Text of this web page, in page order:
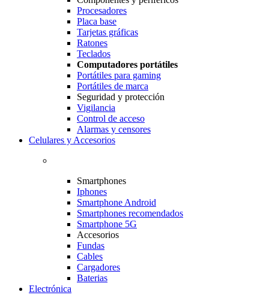
Procesadores
Placa base
Tarjetas gráficas
Ratones
Teclados
Computadores portátiles
Portátiles para gaming
Portátiles de marca
Seguridad y protección
Vigilancia
Control de acceso
Alarmas y censores
Celulares y Accesorios
Smartphones
Iphones
Smartphone Android
Smartphones recomendados
Smartphone 5G
Accesorios
Fundas
Cables
Cargadores
Baterias
Electrónica